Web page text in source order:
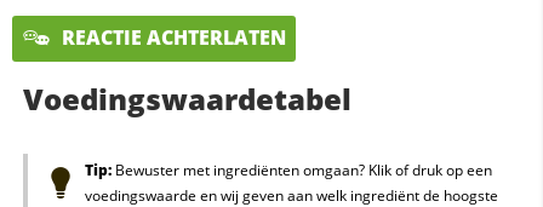
REACTIE ACHTERLATEN
Voedingswaardetabel
Tip:Bewuster met ingrediënten omgaan? Klik of druk op een
voedingswaarde en wij geven aan welk ingrediënt de hoogste